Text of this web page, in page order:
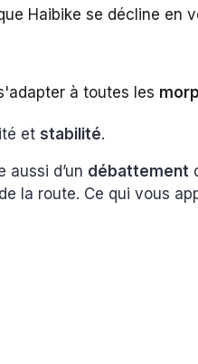
Haibike se décline en
à toutes les
etstabilité.
d’un débattement
la route. Ce qui vous